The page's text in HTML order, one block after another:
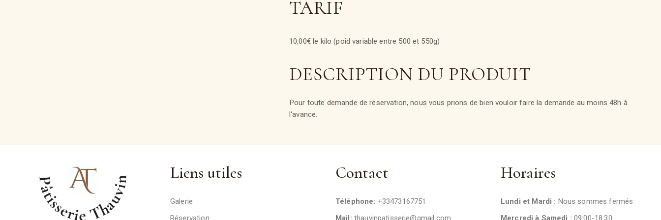
TARIF
10,00€ le kilo (poid variable entre 500 et 550g)
DESCRIPTION DU PRODUIT
Pour toute demande de réservation, nous vous prions de bien vouloir faire la demande au moins 48h à
l'avance.
Liens utiles
Galerie
Réservation
Contact
Téléphone: +33473167751
Mail: thauvinpatisserie@gmail.com
Horaires
Lundi et Mardi : Nous sommes fermés
Mercredi à Samedi : 09:00-18:30